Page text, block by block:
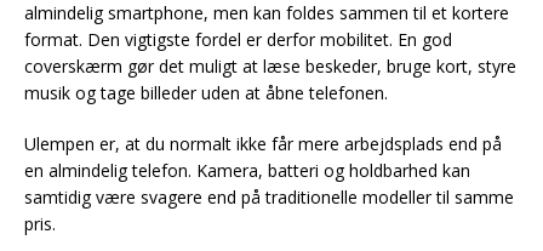
almindelig smartphone, men kan foldes sammen til et kortere
format. Den vigtigste fordel er derfor mobilitet. En god
coverskærm gør det muligt at læse beskeder, bruge kort, styre
musik og tage billeder uden at åbne telefonen.
Ulempen er, at du normalt ikke får mere arbejdsplads end på
en almindelig telefon. Kamera, batteri og holdbarhed kan
samtidig være svagere end på traditionelle modeller til samme
pris.